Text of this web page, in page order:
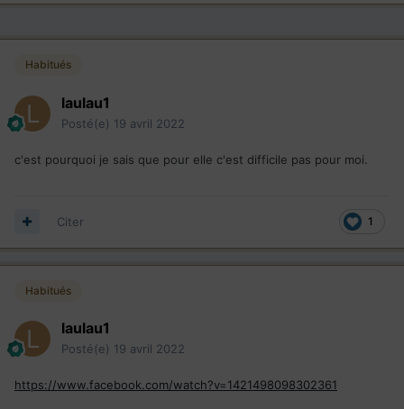
Habitués
laulau1
Posté(e) 19 avril 2022
c'est pourquoi je sais que pour elle c'est difficile pas pour moi.
1
Citer
Habitués
laulau1
Posté(e) 19 avril 2022
https://www.facebook.com/watch?v=1421498098302361